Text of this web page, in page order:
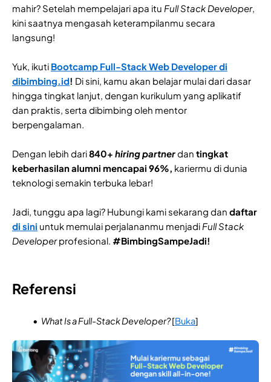
mahir? Setelah mempelajari apa itu Full Stack Developer,
kini saatnya mengasah keterampilanmu secara
langsung!
Yuk, ikuti Bootcamp Full-Stack Web Developer di
dibimbing.id! Di sini, kamu akan belajar mulai dari dasar
hingga tingkat lanjut, dengan kurikulum yang aplikatif
dan praktis, serta dibimbing oleh mentor
berpengalaman.
Dengan lebih dari840+ hiring partnerdan tingkat
keberhasilan alumni mencapai 96%, kariermu di dunia
teknologi semakin terbuka lebar!
Jadi, tunggu apa lagi? Hubungi kami sekarang dan daftar
di sini untuk memulai perjalananmu menjadi Full Stack
Developerprofesional. #BimbingSampeJadi!
Referensi
What Is a Full-Stack Developer?[Buka]